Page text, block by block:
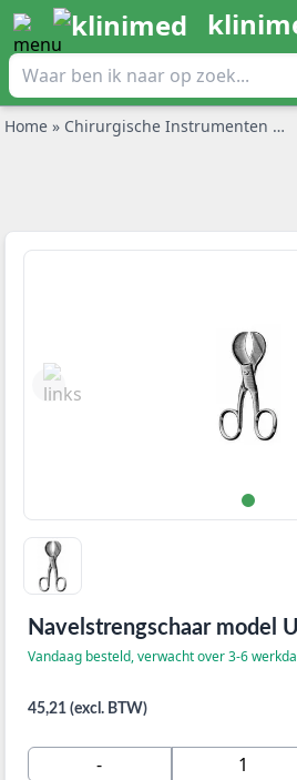
Home » Chirurgische Instrumenten »
Navelstrengschaar model
Vandaag besteld, verwacht over 3-6
45,21 (excl. BTW)
-